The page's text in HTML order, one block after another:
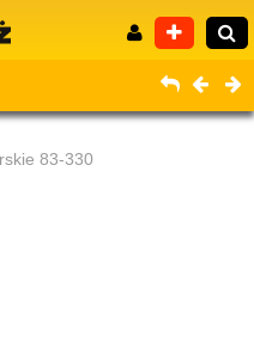
83-330